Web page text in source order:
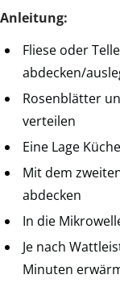
Anleitung:
Fliese oder
abdecken/
Rosenblätter
verteilen
Eine Lage
Mit dem
abdecken
In die
Je nach
Minuten